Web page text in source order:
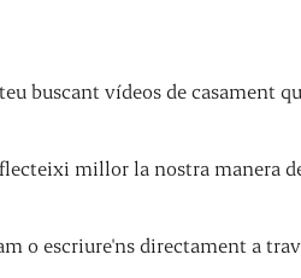
buscant vídeos de casament
millor la nostra manera
o escriure'ns directament a